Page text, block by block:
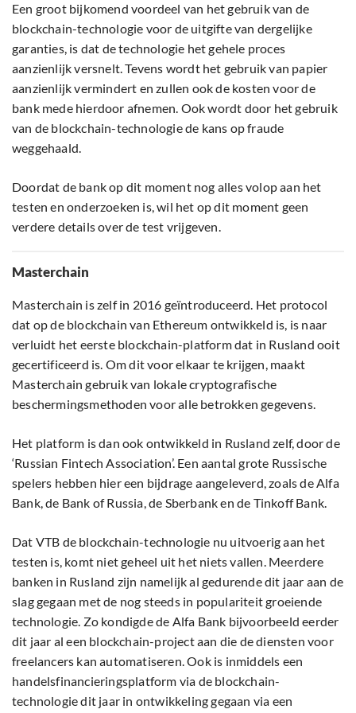
Een groot bijkomend voordeel van het gebruik van de
blockchain-technologie voor de uitgifte van dergelijke
garanties, is dat de technologie het gehele proces
aanzienlijk versnelt. Tevens wordt het gebruik van papier
aanzienlijk vermindert en zullen ook de kosten voor de
bank mede hierdoor afnemen. Ook wordt door het gebruik
van de blockchain-technologie de kans op fraude
weggehaald.
Doordat de bank op dit moment nog alles volop aan het
testen en onderzoeken is, wil het op dit moment geen
verdere details over de test vrijgeven.
Masterchain
Masterchain is zelf in 2016 geïntroduceerd. Het protocol
dat op de blockchain van Ethereum ontwikkeld is, is naar
verluidt het eerste blockchain-platform dat in Rusland ooit
gecertificeerd is. Om dit voor elkaar te krijgen, maakt
Masterchain gebruik van lokale cryptografische
beschermingsmethoden voor alle betrokken gegevens.
Het platform is dan ook ontwikkeld in Rusland zelf, door de
‘Russian Fintech Association’. Een aantal grote Russische
spelers hebben hier een bijdrage aangeleverd, zoals de Alfa
Bank, de Bank of Russia, de Sberbank en de Tinkoff Bank.
Dat VTB de blockchain-technologie nu uitvoerig aan het
testen is, komt niet geheel uit het niets vallen. Meerdere
banken in Rusland zijn namelijk al gedurende dit jaar aan de
slag gegaan met de nog steeds in populariteit groeiende
technologie. Zo kondigde de Alfa Bank bijvoorbeeld eerder
dit jaar al een blockchain-project aan die de diensten voor
freelancers kan automatiseren. Ook is inmiddels een
handelsfinancieringsplatform via de blockchain-
technologie dit jaar in ontwikkeling gegaan via een